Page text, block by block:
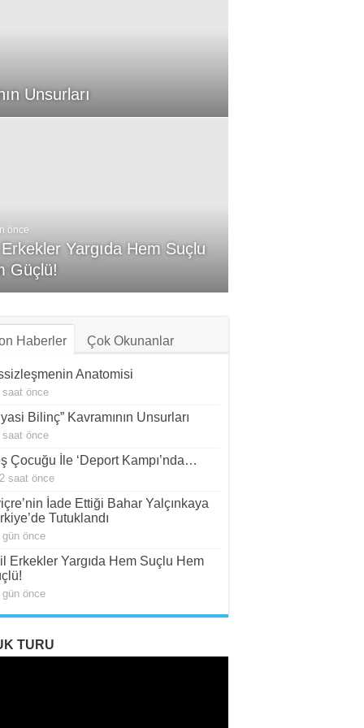
Unsurları
önce
Yargıda Hem Suçlu
Güçlü!
Her İşçi Tarafından
Aksu İşkenceyle mi
Haberler Çok Okunanlar
Anatomisi
saat önce
Bilinç” Kavramının Unsurları
saat önce
Çocuğu İle ‘Deport Kampı’nda…
saat önce
İade Ettiği Bahar Yalçınkaya
Tutuklandı
gün önce
Erkekler Yargıda Hem Suçlu Hem
gün önce
TURU